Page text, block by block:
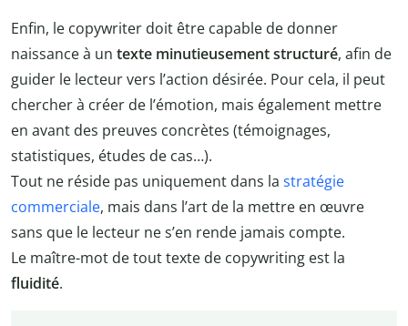
Enfin, le copywriter doit être capable de donner
naissance à un texte minutieusement structuré, afin de
guider le lecteur vers l’action désirée. Pour cela, il peut
chercher à créer de l’émotion, mais également mettre
en avant des preuves concrètes (témoignages,
statistiques, études de cas…).
Tout ne réside pas uniquement dans la stratégie
commerciale, mais dans l’art de la mettre en œuvre
sans que le lecteur ne s’en rende jamais compte.
Le maître-mot de tout texte de copywriting est la
fluidité.